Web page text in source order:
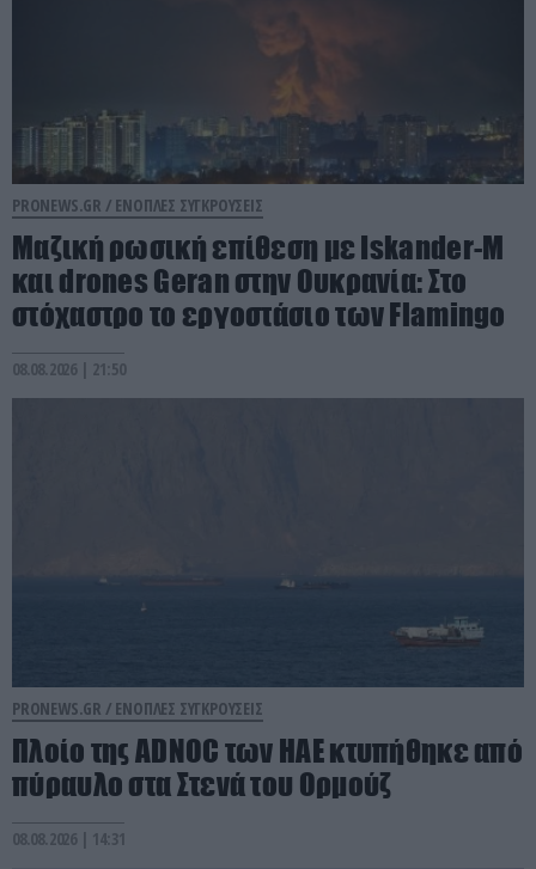
PRONEWS.GR / ΕΝΟΠΛΕΣ ΣΥΓΚΡΟΥΣΕΙΣ
Μαζική ρωσική επίθεση με Iskander-M
και drones Geran στην Ουκρανία: Στο
στόχαστρο το εργοστάσιο των Flamingo
08.08.2026 | 21:50
PRONEWS.GR / ΕΝΟΠΛΕΣ ΣΥΓΚΡΟΥΣΕΙΣ
Πλοίο της ADNOC των ΗΑΕ κτυπήθηκε από
πύραυλο στα Στενά του Ορμούζ
08.08.2026 | 14:31